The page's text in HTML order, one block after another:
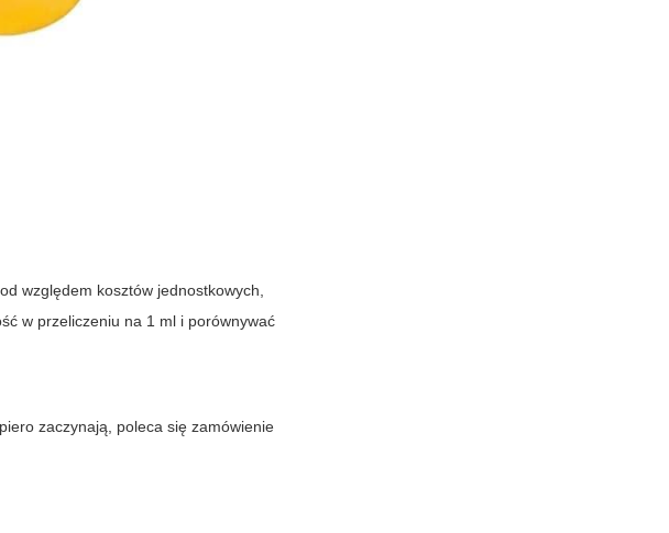
względem kosztów jednostkowych,
w przeliczeniu na 1 ml i porównywać
zaczynają, poleca się zamówienie